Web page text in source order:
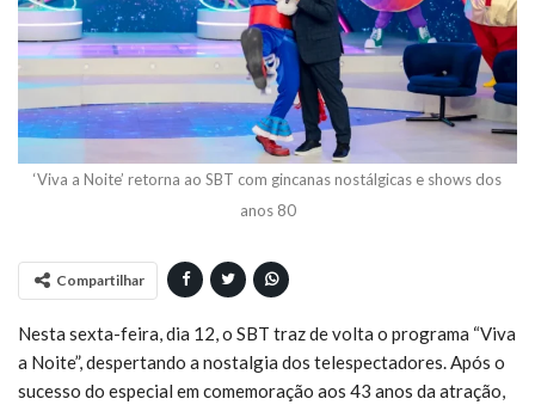
‘Viva a Noite’ retorna ao SBT com gincanas nostálgicas e shows dos
anos 80
Compartilhar
Nesta sexta-feira, dia 12, o SBT traz de volta o programa “Viva
a Noite”, despertando a nostalgia dos telespectadores. Após o
sucesso do especial em comemoração aos 43 anos da atração,